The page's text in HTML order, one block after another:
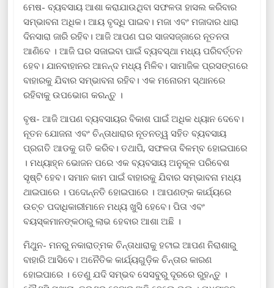
ମେଷ- ବ୍ୟବସାୟ ଆଶା କରାଯାଉଥିବା ସଫଳତା ହାସଲ କରିବାର
ସମ୍ଭାବନା ଅଧିକ। ଆୟ ବୃଦ୍ଧି ପାଇବ। ମଜା ଏବଂ ମଜାଦାର ଧାରା
ଦିନସାରା ଜାରି ରହିବ। ଆଜି ଆପଣ ଘର ସାଜସଜ୍ଜାରେ ନୂତନତା
ଆଣିବେ । ଆଜି ଘର ସଜାଇବା ପାଇଁ ବ୍ୟବସ୍ଥା ମଧ୍ୟ ପରିବର୍ତ୍ତନ
ହେବ। ଯାନବାହାନର ଆନନ୍ଦ ମଧ୍ୟ ମିଳିବ। ସାମାଜିକ ପ୍ରସଙ୍ଗରେ
ବାହାରକୁ ଯିବାର ସମ୍ଭାବନା ରହିବ। ଏକ ମନୋରମ ସ୍ଥାନରେ
ରହିବାକୁ ଉପଭୋଗ କରନ୍ତୁ ।
ବୃଷ- ଆଜି ଆପଣ ବ୍ୟବସାୟର ବିକାଶ ପାଇଁ ଅଧିକ ଧ୍ୟାନ ଦେବେ।
ନୂତନ ଯୋଜନା ଏବଂ ଚିନ୍ତାଧାରାର ନୂତନତ୍ୱ ସହିତ ବ୍ୟବସାୟ
ପ୍ରଗତି ଆଡକୁ ଗତି କରିବ। ତଥାପି, ସଫଳତା ବିଳମ୍ବ ହୋଇପାରେ
। ମଧ୍ୟାହ୍ନ ଭୋଜନ ପରେ ଏକ ବ୍ୟବସାୟ ଅନୁକୂଳ ପରିବେଶ
ସୃଷ୍ଟି ହେବ। ସମାନ କାମ ପାଇଁ ବାହାରକୁ ଯିବାର ସମ୍ଭାବନା ମଧ୍ୟ
ଥାଇପାରେ । ପଦୋନ୍ନତି ହୋଇପାରେ । ଆପଣଙ୍କ କାର୍ଯ୍ୟରେ
ଉଚ୍ଚ ପଦାଧିକାରୀମାନେ ମଧ୍ୟ ଖୁସି ହେବେ। ପିତା ଏବଂ
ବୟସ୍କମାନଙ୍କଠାରୁ ଲାଭ ହେବାର ଆଶା ଅଛି ।
ମିଥୁନ- ମନରୁ ନକାରାତ୍ମକ ଚିନ୍ତାଧାରାକୁ ହଟାଇ ଆପଣ ନିରାଶାରୁ
ବାହାରି ଆସିବେ। ଅନୈତିକ କାର୍ଯ୍ୟଗୁଡ଼ିକ ଚିନ୍ତାର କାରଣ
ହୋଇପାରେ । ତେଣୁ ଯଦି ସମ୍ଭବ ସେସବୁରୁ ଦୂରରେ ରୁହନ୍ତୁ ।